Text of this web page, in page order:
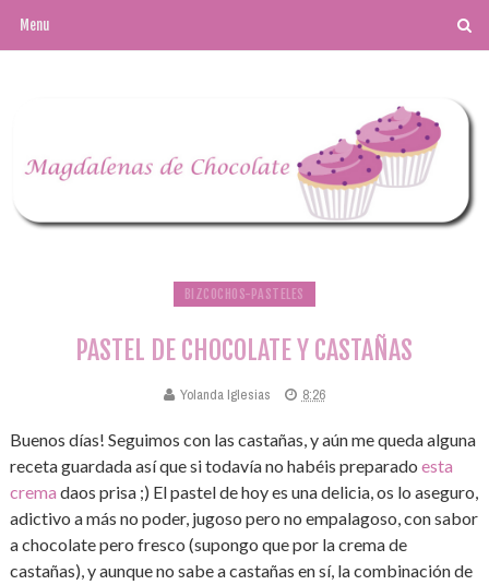
BIZCOCHOS-PASTELES
PASTEL DE CHOCOLATE Y CASTAÑAS
Yolanda Iglesias 8:26
Buenos días! Seguimos con las castañas, y aún me queda alguna
receta guardada así que si todavía no habéis preparado esta
crema daos prisa ;) El pastel de hoy es una delicia, os lo aseguro,
adictivo a más no poder, jugoso pero no empalagoso, con sabor
a chocolate pero fresco (supongo que por la crema de
castañas), y aunque no sabe a castañas en sí, la combinación de